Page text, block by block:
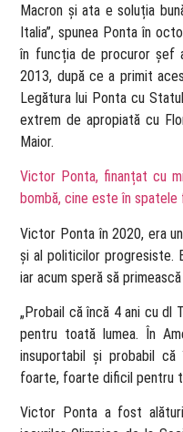
Macron și ata e soluția
Italia”, spunea Ponta în
în funcția de procuror șef
2013, după ce a primit
Legătura lui Ponta cu
extrem de apropiată cu
Maior.
Victor Ponta, finanțat cu
bombă, cine este în
Victor Ponta în 2020, era
și al politicilor progresiste.
iar acum speră să
„Probail că încă 4 ani cu
pentru toată lumea. În
insuportabil și probabil
foarte, foarte dificil pentru
Victor Ponta a fost